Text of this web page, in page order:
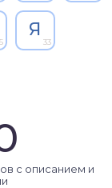
5
Я
33
с описанием и